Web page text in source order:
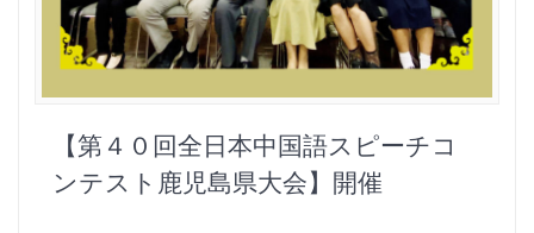
【第４０回全日本中国語スピーチコ
ンテスト鹿児島県大会】開催